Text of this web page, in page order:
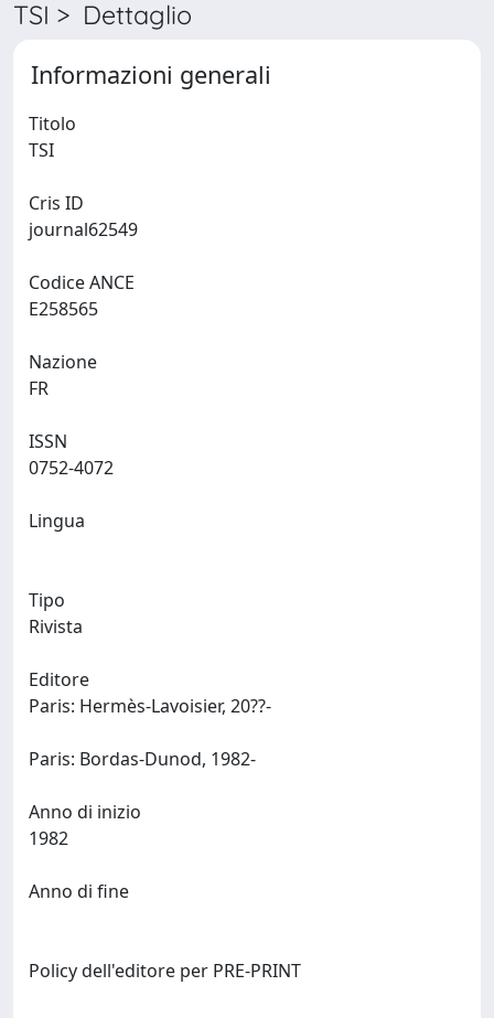
TSI > Dettaglio
Informazioni generali
Titolo
Cris ID
Codice ANCE
Nazione
ISSN
Lingua
Tipo
Rivista
Editore
Paris: Hermès-Lavoisier, 20??-
Anno di inizio
Anno di fine
Policy dell'editore per PRE-PRINT